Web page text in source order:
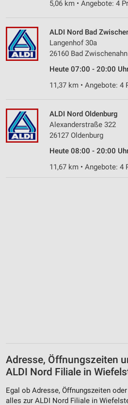
5,06 km • Angebote: 4
ALDI Nord Bad
Langenhof 30a
26160 Bad Zwischenahn
Heute 07:00 - 20:00
11,37 km • Angebote: 4
ALDI Nord Oldenburg
Alexanderstraße 322
26127 Oldenburg
Heute 08:00 - 20:00
11,67 km • Angebote: 4
Adresse, Öffnungszeiten
ALDI Nord Filiale in
Egal ob Adresse, Öffnungszeiten
alles zur ALDI Nord Filiale in